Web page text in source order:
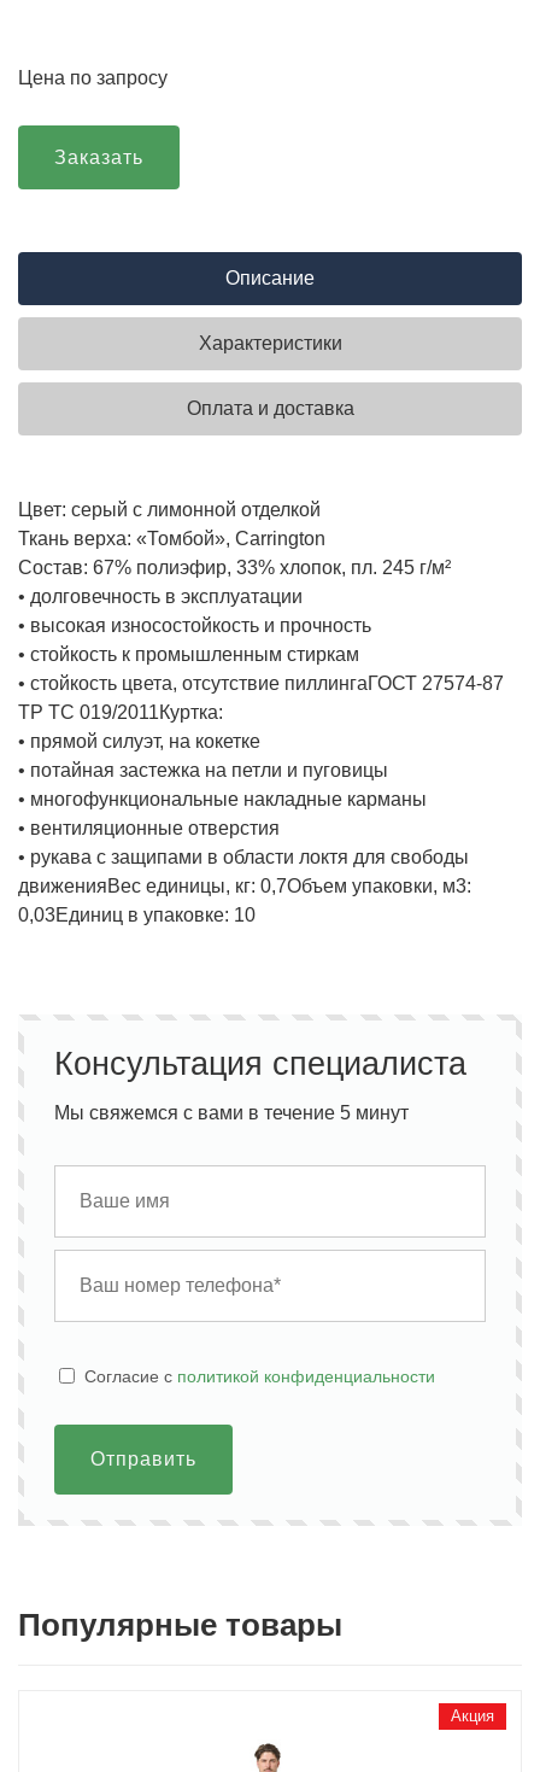
Цена по запросу
Заказать
Описание
Характеристики
Оплата и доставка
Цвет: серый с лимонной отделкой
Ткань верха: «Томбой», Carrington
Состав: 67% полиэфир, 33% хлопок, пл. 245 г/м²
• долговечность в эксплуатации
• высокая износостойкость и прочность
• стойкость к промышленным стиркам
• стойкость цвета, отсутствие пиллингаГОСТ 27574-87
ТР ТС 019/2011Куртка:
• прямой силуэт, на кокетке
• потайная застежка на петли и пуговицы
• многофункциональные накладные карманы
• вентиляционные отверстия
• рукава с защипами в области локтя для свободы
движенияВес единицы, кг: 0,7Объем упаковки, м3:
0,03Единиц в упаковке: 10
Консультация специалиста
Мы свяжемся с вами в течение 5 минут
Cогласие с политикой конфиденциальности
Отправить
Популярные товары
Акция